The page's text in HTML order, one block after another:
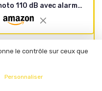
RÉSISTANCE À LA
PLUIE ET USURE DANS LE
Bloque-disque antivol moto 110 dB avec alarme et câble rappel
le contrôle sur ceux que
Personnaliser